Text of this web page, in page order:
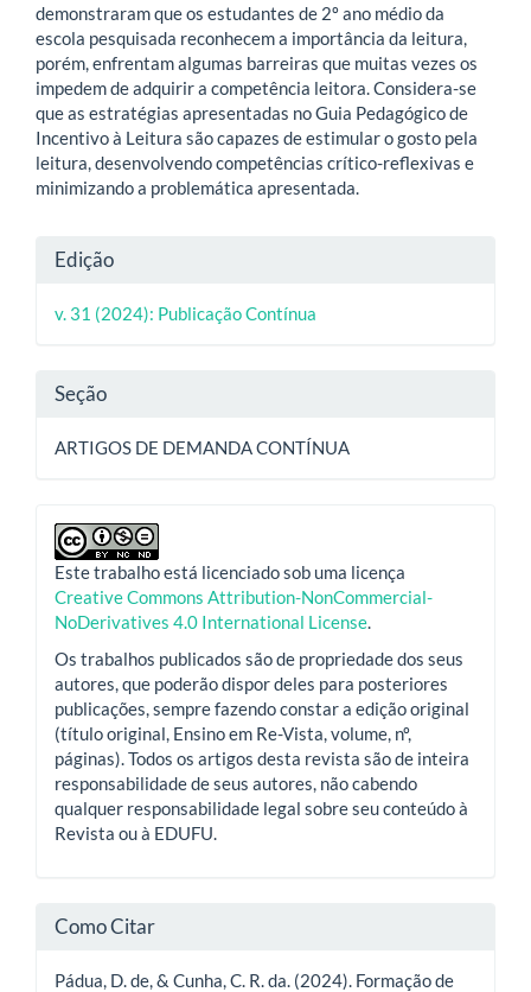
demonstraram que os estudantes de 2º ano médio da
escola pesquisada reconhecem a importância da leitura,
porém, enfrentam algumas barreiras que muitas vezes os
impedem de adquirir a competência leitora. Considera-se
que as estratégias apresentadas no Guia Pedagógico de
Incentivo à Leitura são capazes de estimular o gosto pela
leitura, desenvolvendo competências crítico-reflexivas e
minimizando a problemática apresentada.
Detalhes
do
artigo
Edição
v. 31 (2024): Publicação Contínua
Seção
ARTIGOS DE DEMANDA CONTÍNUA
Este trabalho está licenciado sob uma licença
Creative Commons Attribution-NonCommercial-
NoDerivatives 4.0 International License
Os trabalhos publicados são de propriedade dos seus
autores, que poderão dispor deles para posteriores
publicações, sempre fazendo constar a edição original
(título original, Ensino em Re-Vista, volume, nº,
páginas). Todos os artigos desta revista são de inteira
responsabilidade de seus autores, não cabendo
qualquer responsabilidade legal sobre seu conteúdo à
Revista ou à EDUFU.
Como Citar
Pádua, D. de, & Cunha, C. R. da. (2024). Formação de